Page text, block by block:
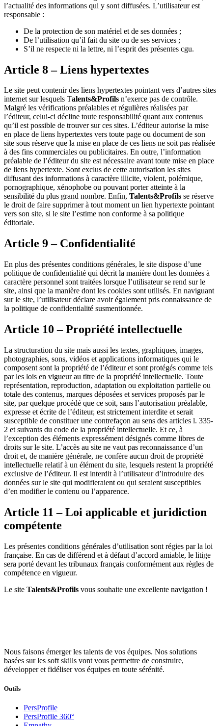
l’actualité des informations qui y sont diffusées. L’utilisateur est
responsable :
De la protection de son matériel et de ses données ;
De l’utilisation qu’il fait du site ou de ses services ;
S’il ne respecte ni la lettre, ni l’esprit des présentes cgu.
Article 8 – Liens hypertextes
Le site peut contenir des liens hypertextes pointant vers d’autres sites
internet sur lesquels Talents&Profils n’exerce pas de contrôle.
Malgré les vérifications préalables et régulières réalisées par
l’éditeur, celui-ci décline toute responsabilité quant aux contenus
qu’il est possible de trouver sur ces sites. L’éditeur autorise la mise
en place de liens hypertextes vers toute page ou document de son
site sous réserve que la mise en place de ces liens ne soit pas réalisée
à des fins commerciales ou publicitaires. En outre, l’information
préalable de l’éditeur du site est nécessaire avant toute mise en place
de liens hypertexte. Sont exclus de cette autorisation les sites
diffusant des informations à caractère illicite, violent, polémique,
pornographique, xénophobe ou pouvant porter atteinte à la
sensibilité du plus grand nombre. Enfin, Talents&Profils se réserve
le droit de faire supprimer à tout moment un lien hypertexte pointant
vers son site, si le site l’estime non conforme à sa politique
éditoriale.
Article 9 – Confidentialité
En plus des présentes conditions générales, le site dispose d’une
politique de confidentialité qui décrit la manière dont les données à
caractère personnel sont traitées lorsque l’utilisateur se rend sur le
site, ainsi que la manière dont les cookies sont utilisés. En naviguant
sur le site, l’utilisateur déclare avoir également pris connaissance de
la politique de confidentialité susmentionnée.
Article 10 – Propriété intellectuelle
La structuration du site mais aussi les textes, graphiques, images,
photographies, sons, vidéos et applications informatiques qui le
composent sont la propriété de l’éditeur et sont protégés comme tels
par les lois en vigueur au titre de la propriété intellectuelle. Toute
représentation, reproduction, adaptation ou exploitation partielle ou
totale des contenus, marques déposées et services proposés par le
site, par quelque procédé que ce soit, sans l’autorisation préalable,
expresse et écrite de l’éditeur, est strictement interdite et serait
susceptible de constituer une contrefaçon au sens des articles l. 335-
2 et suivants du code de la propriété intellectuelle. Et ce, à
l’exception des éléments expressément désignés comme libres de
droits sur le site. L’accès au site ne vaut pas reconnaissance d’un
droit et, de manière générale, ne confère aucun droit de propriété
intellectuelle relatif à un élément du site, lesquels restent la propriété
exclusive de l’éditeur. Il est interdit à l’utilisateur d’introduire des
données sur le site qui modifieraient ou qui seraient susceptibles
d’en modifier le contenu ou l’apparence.
Article 11 – Loi applicable et juridiction
compétente
Les présentes conditions générales d’utilisation sont régies par la loi
française. En cas de différend et à défaut d’accord amiable, le litige
sera porté devant les tribunaux français conformément aux règles de
compétence en vigueur.
Le site Talents&Profils vous souhaite une excellente navigation !
Nous faisons émerger les talents de vos équipes. Nos solutions
basées sur les soft skills vont vous permettre de construire,
développer et fidéliser vos équipes en toute sérénité.
Outils
PersProfile
PersProfile 360°